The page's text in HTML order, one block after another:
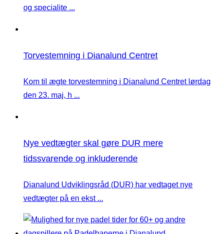
og specialite ...
Torvestemning i Dianalund Centret
Kom til ægte torvestemning i Dianalund Centret lørdag
den 23. maj, h ...
Nye vedtægter skal gøre DUR mere
tidssvarende og inkluderende
Dianalund Udviklingsråd (DUR) har vedtaget nye
vedtægter på en ekst ...